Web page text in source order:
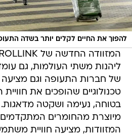
להפוך את החיים לקלים יותר בשדה
ליהנות משתי העולמות, גם
של חברות התעופה וגם מציעה
טכנולוגיים שהופכים את
בטוחה, נעימה ושקטה
מיוצרת מהחומרים
המזוודות, מציעה חוויית